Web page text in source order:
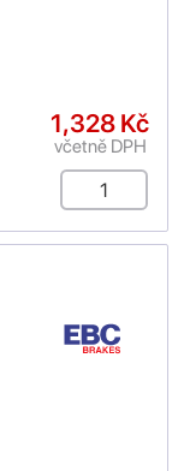
1,328 Kč
včetně DPH